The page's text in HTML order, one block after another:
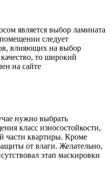
является выбор ламината
следует
влияющих на выбор
то широкий
на сайте
нужно выбрать
класс износостойкости,
части квартиры. Кроме
от влаги. Желательно,
этап маскировки